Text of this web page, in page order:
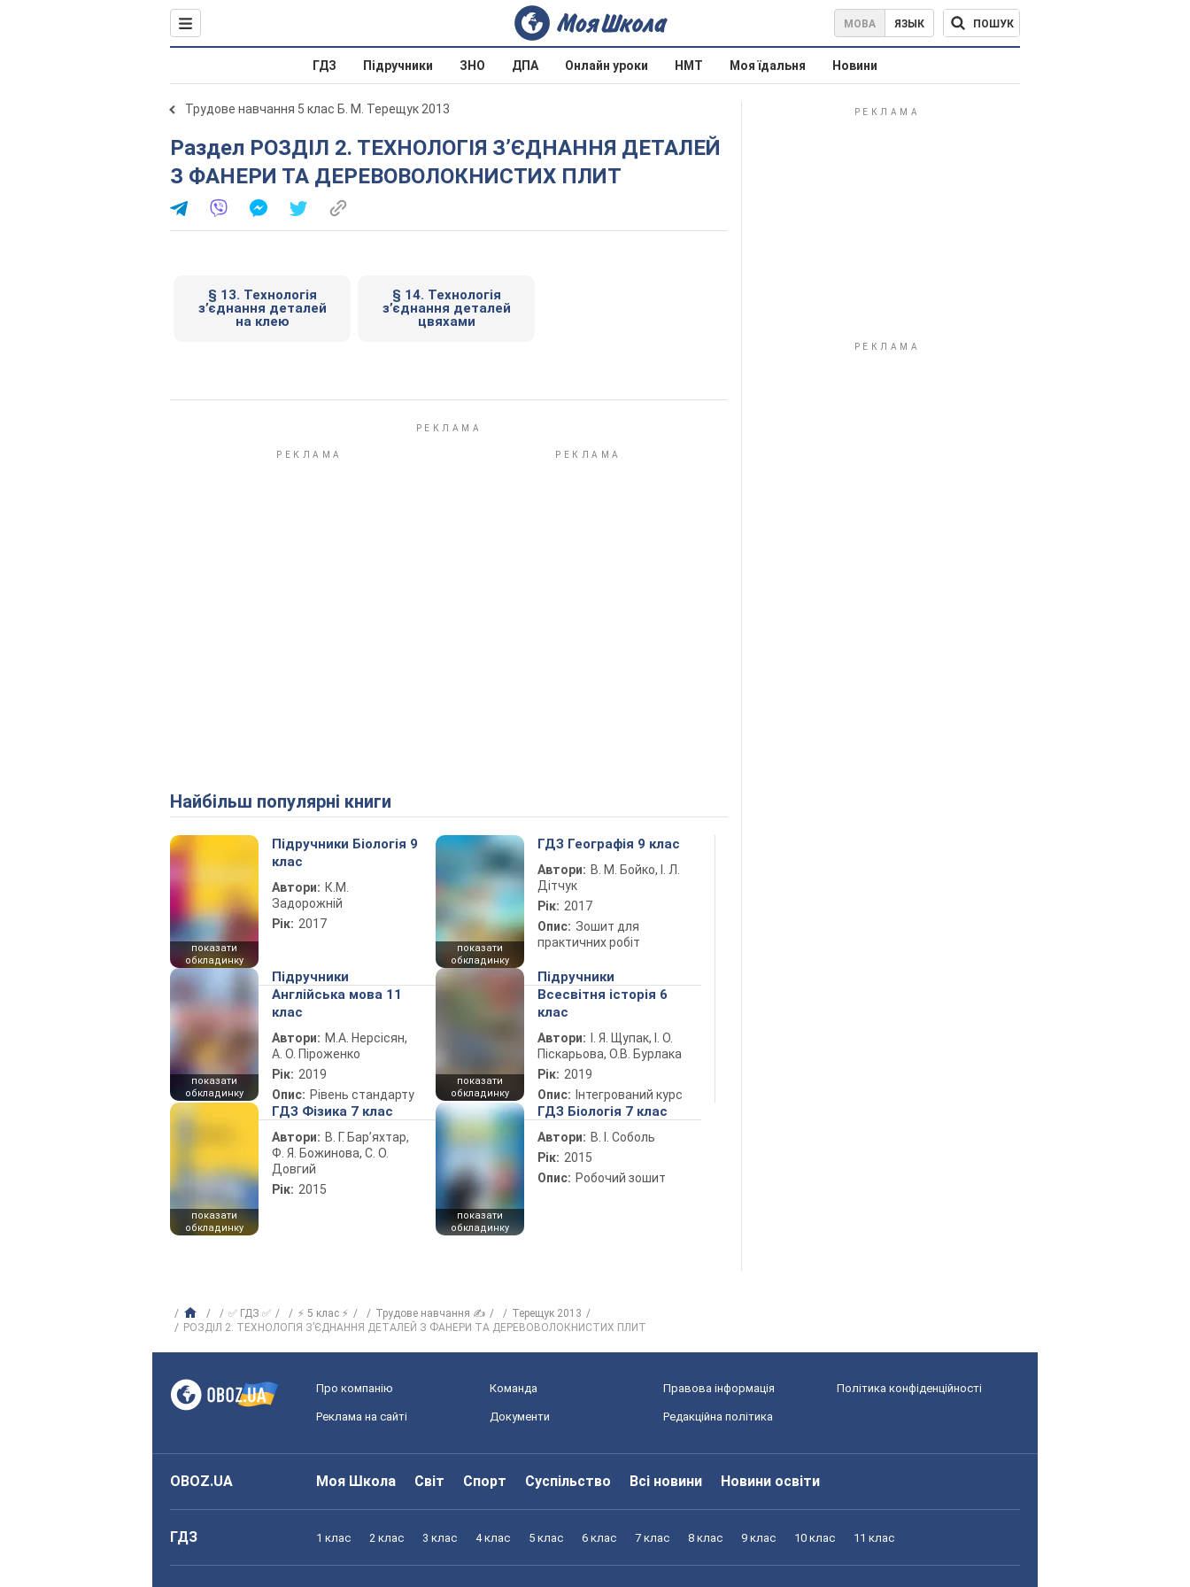
МОВА ЯЗЫК ПОШУК
ГДЗ Підручники ЗНО ДПА Онлайн уроки НМТ Моя їдальня Новини
Трудове навчання 5 клас Б. М. Терещук 2013
Раздел РОЗДІЛ 2. ТЕХНОЛОГІЯ З’ЄДНАННЯ ДЕТАЛЕЙ
З ФАНЕРИ ТА ДЕРЕВОВОЛОКНИСТИХ ПЛИТ
§ 13. Технологія
з’єднання деталей
на клею
§ 14. Технологія
з’єднання деталей
цвяхами
Найбільш популярні книги
показати
обкладинку
Підручники Біологія 9
клас
Автори: К.М.
Задорожній
Рік: 2017
показати
обкладинку
ГДЗ Географія 9 клас
Автори: В. М. Бойко, І. Л.
Дітчук
Рік: 2017
Опис: Зошит для
практичних робіт
показати
обкладинку
Підручники
Англійська мова 11
клас
Автори: М.А. Нерсісян,
А. О. Піроженко
Рік: 2019
Опис: Рівень стандарту
показати
обкладинку
Підручники
Всесвітня історія 6
клас
Автори:
І. Я. Щупак, І. О.
Піскарьова, О.В. Бурлака
Рік: 2019
Опис: Інтегрований курс
показати
обкладинку
ГДЗ Фізика 7 клас
Автори: В. Г. Бар’яхтар,
Ф. Я. Божинова, С. О.
Довгий
Рік: 2015
показати
обкладинку
ГДЗ Біологія 7 клас
Автори: В. І. Соболь
Рік: 2015
Опис: Робочий зошит
✅ ГДЗ ✅ ⚡ 5 клас ⚡ Трудове навчання ✍
Терещук 2013
РОЗДІЛ 2. ТЕХНОЛОГІЯ З’ЄДНАННЯ ДЕТАЛЕЙ З ФАНЕРИ ТА ДЕРЕВОВОЛОКНИСТИХ ПЛИТ
Про компанію Команда Правова інформація Політика конфіденційності
Реклама на сайті Документи Редакційна політика
OBOZ.UA Моя Школа Світ Спорт Суспільство Всі новини Новини освіти
ГДЗ 1 клас 2 клас 3 клас 4 клас 5 клас 6 клас 7 клас 8 клас 9 клас 10 клас 11 клас